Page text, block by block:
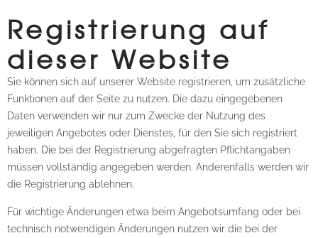
Registrierung auf
dieser Website
Sie können sich auf unserer Website registrieren, um zusätzliche
Funktionen auf der Seite zu nutzen. Die dazu eingegebenen
Daten verwenden wir nur zum Zwecke der Nutzung des
jeweiligen Angebotes oder Dienstes, für den Sie sich registriert
haben. Die bei der Registrierung abgefragten Pflichtangaben
müssen vollständig angegeben werden. Anderenfalls werden wir
die Registrierung ablehnen.
Für wichtige Änderungen etwa beim Angebotsumfang oder bei
technisch notwendigen Änderungen nutzen wir die bei der